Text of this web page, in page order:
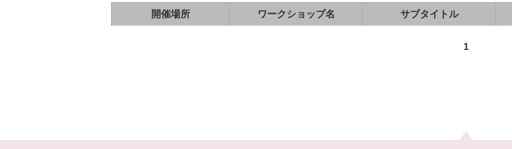
開催場所 ワークショップ名 サブタイトル
1